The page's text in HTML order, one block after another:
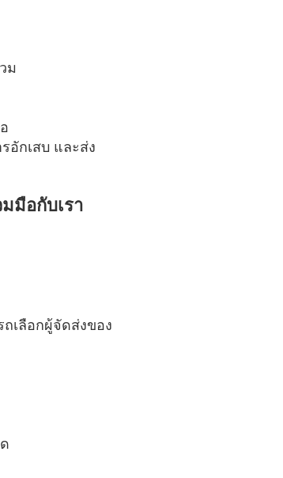
ม
อักเสบ และส่ง
มือกับเรา
เลือกผู้จัดส่งของ